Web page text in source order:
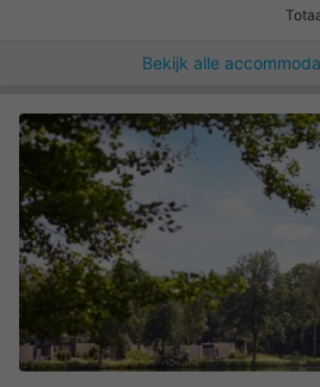
Bekijk alle